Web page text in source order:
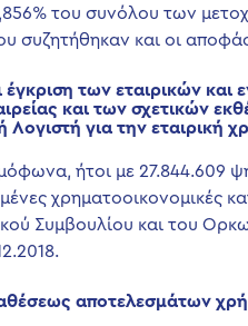
του συνόλου των
συζητήθηκαν και οι
των εταιρικών
και των σχετικών
για την εταιρική
ήτοι με 27.844.609
χρηματοοικονομικές
Συμβουλίου και του
αποτελεσμάτων